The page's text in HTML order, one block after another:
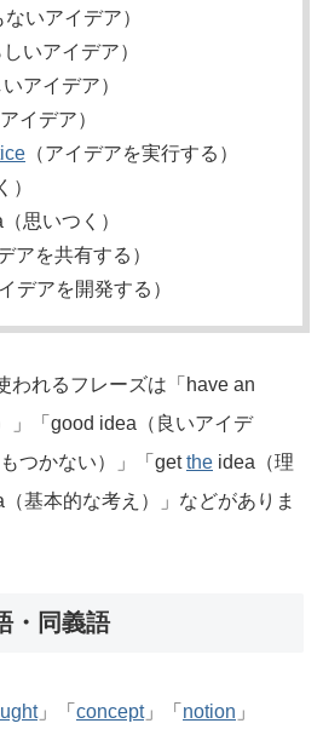
いアイデア）
いアイデア）
アイデア）
イデア）
（アイデアを実行する）
）
思いつく）
アを共有する）
デアを開発する）
われるフレーズは「have an
」「good idea（良いアイデ
つかない）」「getthe idea（理
（基本的な考え）」などがありま
・同義語
」「 concept」「 notion 」